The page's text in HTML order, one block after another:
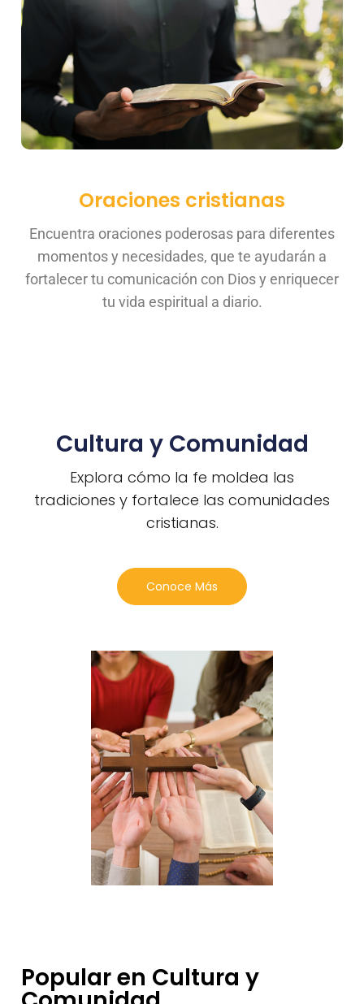
Oraciones cristianas
Encuentra oraciones poderosas para diferentes
momentos y necesidades, que te ayudarán a
fortalecer tu comunicación con Dios y enriquecer
tu vida espiritual a diario.
Cultura y Comunidad
Explora cómo la fe moldea las
tradiciones y fortalece las comunidades
cristianas.
Conoce Más
Popular en Cultura y